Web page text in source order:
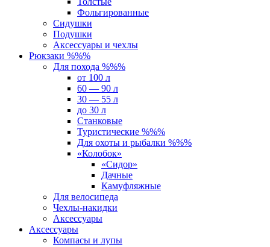
Фольгированные
Сидушки
Подушки
Аксессуары и чехлы
Рюкзаки %%%
Для похода %%%
от 100 л
60 — 90 л
30 — 55 л
до 30 л
Станковые
Туристические %%%
Для охоты и рыбалки %%%
«Колобок»
«Сидор»
Дачные
Камуфляжные
Для велосипеда
Чехлы-накидки
Аксессуары
Аксессуары
Компасы и лупы